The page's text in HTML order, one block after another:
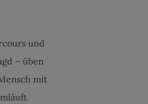
und
– üben
mit